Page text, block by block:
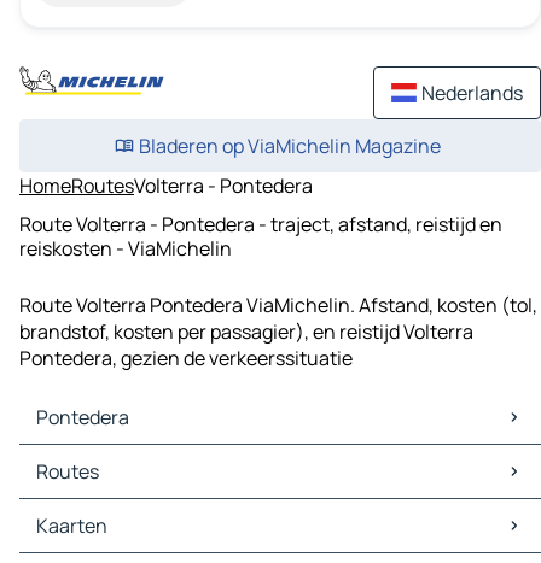
Nederlands
Bladeren op ViaMichelin Magazine
HomeRoutesVolterra - Pontedera
Route Volterra - Pontedera - traject, afstand, reistijd en
reiskosten - ViaMichelin
Route Volterra Pontedera ViaMichelin. Afstand, kosten (tol,
brandstof, kosten per passagier), en reistijd Volterra
Pontedera, gezien de verkeerssituatie
Pontedera
Pontedera Kaarten
Pontedera Verkeer
Pontedera Hotels
Pontedera Restaurants
Routes
Routes Pontedera - Pisa
Routes Pontedera - Lucca
Kaarten